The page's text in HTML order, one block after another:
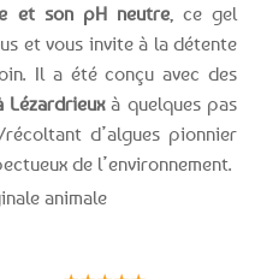
et son pH neutre, ce gel
et vous invite à la détente
Il a été conçu avec des
Lézardrieuxà quelques pas
d’algues pionnier
de l’environnement.
animale